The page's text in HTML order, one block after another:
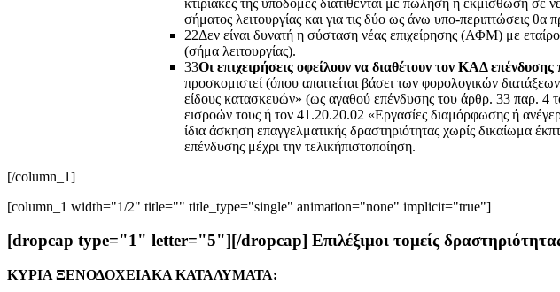
σήματος λειτουργίας και για τις δύο ως άνω υπο-περιπτώσεις θα
22Δεν είναι δυνατή η σύσταση νέας επιχείρησης (ΑΦΜ) με
(σήμα λειτουργίας).
33Οι επιχειρήσεις οφείλουν να διαθέτουν τον ΚΑΔ
προσκομιστεί (όπου απαιτείται βάσει των φορολογικών
είδους κατασκευών» (ως αγαθού επένδυσης του άρθρ. 33 παρ.
εισροών τους ή τον 41.20.20.02 «Εργασίες διαμόρφωσης ή
ίδια άσκηση επαγγελματικής δραστηριότητας χωρίς δικαίωμα
επένδυσης μέχρι την τελικήπιστοποίηση.
[/column_1]
[column_1 width="1/2" title="" title_type="single" animation="none" implicit="true"]
[dropcap type="1" letter="5"][/dropcap] Επιλέξιμoι τομείς
ΚΥΡΙΑ ΞΕΝΟΔΟΧΕΙΑΚΑ ΚΑΤΑΛΥΜΑΤΑ: